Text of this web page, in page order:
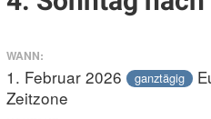
WANN:
1. Februar 2026 ganztägig
Zeitzone